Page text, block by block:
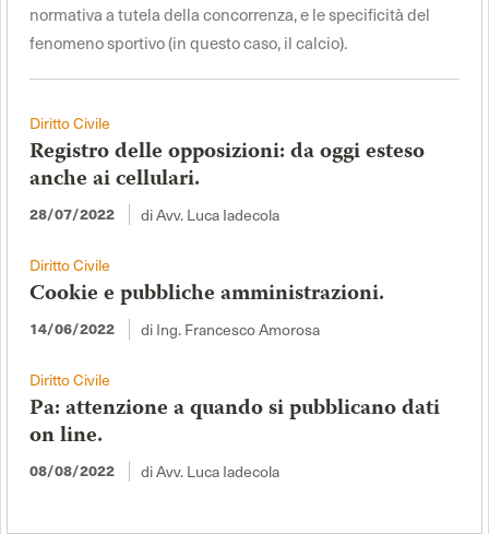
normativa a tutela della concorrenza, e le specificità del
fenomeno sportivo (in questo caso, il calcio).
Diritto Civile
Registro delle opposizioni: da oggi esteso
anche ai cellulari.
28/07/2022 di Avv. Luca Iadecola
Diritto Civile
Cookie e pubbliche amministrazioni.
14/06/2022 di Ing. Francesco Amorosa
Diritto Civile
Pa: attenzione a quando si pubblicano dati
on line.
08/08/2022 di Avv. Luca Iadecola